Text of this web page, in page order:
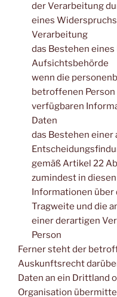
der Verarbeitung
eines
Verarbeitung
das Bestehen
Aufsichtsbehörde
wenn die
betroffenen
verfügbaren
Daten
das Bestehen
gemäß Artikel 22
zumindest in
Informationen
Tragweite und die
einer derartigen
Person
Ferner steht der
Auskunftsrecht
Daten an ein Drittland
Organisation